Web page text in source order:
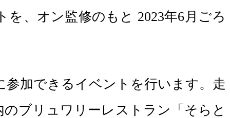
、オン監修のもと 2023年6月ごろ
加できるイベントを行います。走
ブリュワリーレストラン「そらと